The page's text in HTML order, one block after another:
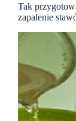
Tak
zapalenie